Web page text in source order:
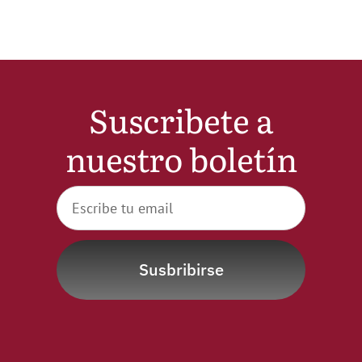
Contactar
WooCommerce My Account
WooCommerce Cart
Suscribete a
nuestro boletín
Susbribirse